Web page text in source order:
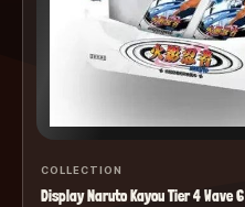
COLLECTION
Display Naruto Kayou Tier 4 Wave 6